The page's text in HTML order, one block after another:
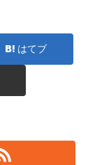
はてブ